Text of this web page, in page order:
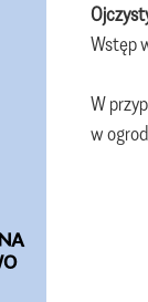
Wstęp
W
w